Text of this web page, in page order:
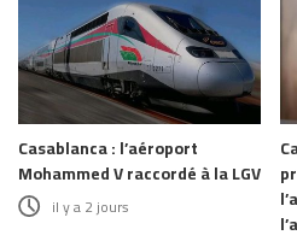
Casablanca : l’aéroport
Mohammed V raccordé à la LGV
il y a 2 jours